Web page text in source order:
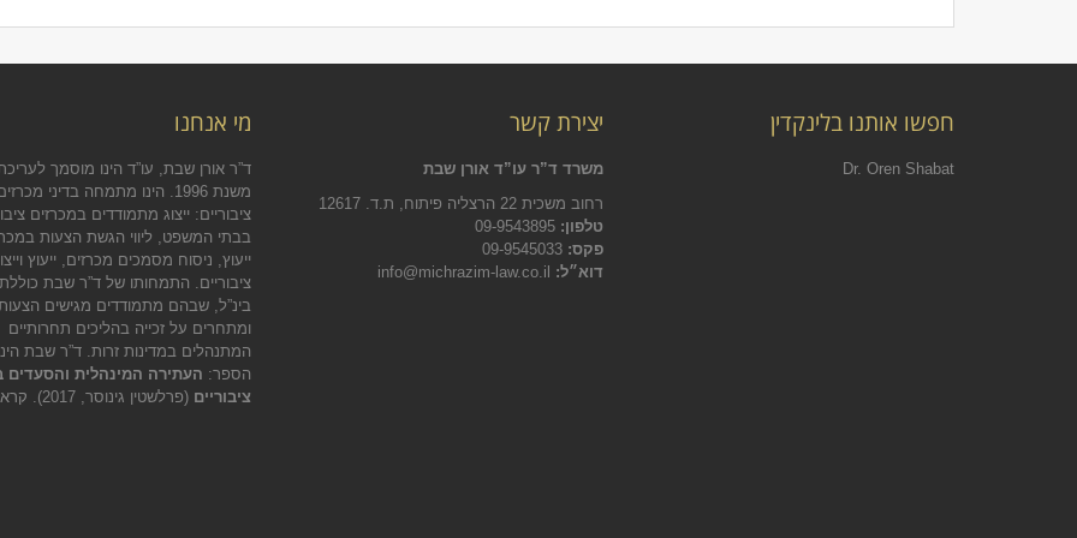
חפשו אותנו בלינקדין
Dr. Oren Shabat
יצירת קשר
משרד ד”ר עו”ד אורן שבת
רחוב משכית 22 הרצליה פיתוח, ת.ד. 12617
טלפון: 09-9543895
פקס: 09-9545033
דוא״ל:
מי אנחנו
ד”ר אורן שבת, עו”ד הינו מוסמך לעריכת
משנת 1996. הינו מתמחה בדיני
ציבוריים: ייצוג מתמודדים במכרזים
בבתי המשפט, ליווי הגשת הצעות
ייעוץ, ניסוח מסמכים מכרזים, ייעוץ
ציבוריים. התמחותו של ד”ר שבת
בינ”ל, שבהם מתמודדים מגישים
ומתחרים על זכייה בהליכים תחרותיים
המתנהלים במדינות זרות. ד”ר שבת
הספר: העתירה המינהלית והסעדים
ציבוריים (פרלשטין גינוסר, 2017).